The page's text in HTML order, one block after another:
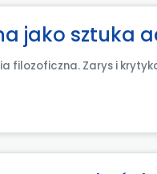
jako sztuka
filozoficzna. Zarys i